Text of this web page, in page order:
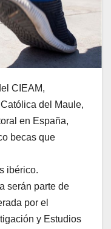
CIEAM,
del Maule,
en España,
becas que
ibérico.
serán parte de
por el
y Estudios